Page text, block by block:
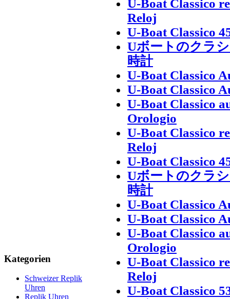
Kategorien
Schweizer Replik
Uhren
Replik Uhren
U-Boat Classico
Reloj
U-Boat Classico
Uボートのクラ
時計
U-Boat Classico
U-Boat Classico
U-Boat Classico
Orologio
U-Boat Classico
Reloj
U-Boat Classico
Uボートのクラ
時計
U-Boat Classico
U-Boat Classico
U-Boat Classico
Orologio
U-Boat Classico
Reloj
U-Boat Classico